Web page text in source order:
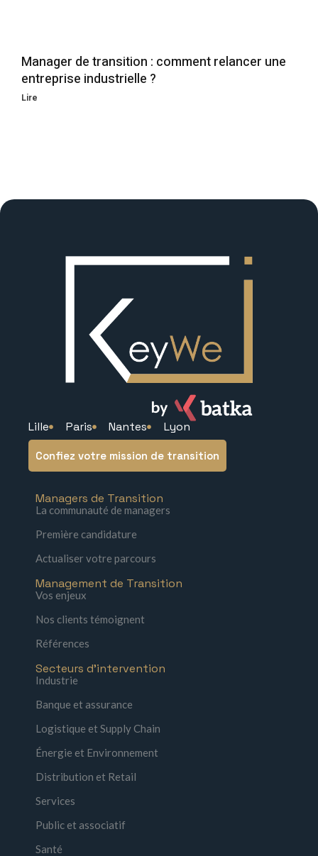
Manager de transition : comment relancer une
entreprise industrielle ?
Lire
Lille Paris Nantes Lyon
Confiez votre mission de transition
Managers de Transition
La communauté de managers
Première candidature
Actualiser votre parcours
Management de Transition
Vos enjeux
Nos clients témoignent
Références
Secteurs d'intervention
Industrie
Banque et assurance
Logistique et Supply Chain
Énergie et Environnement
Distribution et Retail
Services
Public et associatif
Santé